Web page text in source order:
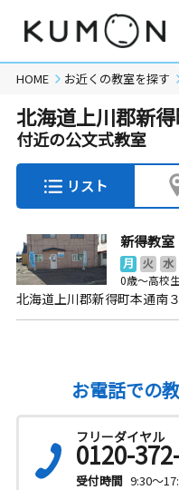
HOME お近くの教室を探す
北海道上川郡新
付近の公文式教室
リスト
新得教室
月 火 水
0歳～高校
北海道上川郡新得町本通南
お電話での
フリーダイヤル
0120-
受付時間 9:30～